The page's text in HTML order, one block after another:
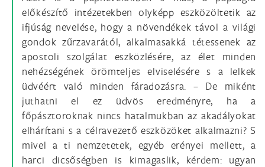
előkészítő intézetekben olyképp eszközöltetik az
ifjúság nevelése, hogy a növendékek távol a világi
gondok zűrzavarától, alkalmasakká tétessenek az
apostoli szolgálat eszközlésére, az élet minden
nehézségének örömteljes elviselésére s a lelkek
üdvéért való minden fáradozásra. – De miként
juthatni el ez üdvös eredményre, ha a
főpásztoroknak nincs hatalmukban az akadályokat
elhárítani s a célravezető eszközöket alkalmazni? S
mivel a ti nemzetetek, egyéb erényei mellett, a
harci dicsőségben is kimagaslik, kérdem: ugyan